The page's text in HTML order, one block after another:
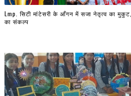
Lmp. सिटी मांटेसरी के आँगन में सजा नेतृत्व का
का संकल्प